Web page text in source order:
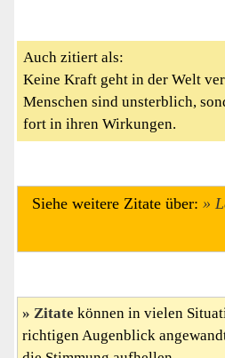
Auch zitiert als:
Keine Kraft geht in der Welt
Menschen sind unsterblich,
fort in ihren Wirkungen.
Siehe weitere Zitate über:
Zitate können in vielen
richtigen Augenblick